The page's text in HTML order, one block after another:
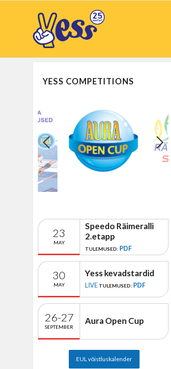
YESS COMPETITIONS
23
MAY
Speedo Räimeralli
2.etapp
TULEMUSED: PDF
30
MAY
Yess kevadstardid
LIVE TULEMUSED: PDF
26-27
SEPTEMBER
Aura Open Cup
EUL võistluskalender